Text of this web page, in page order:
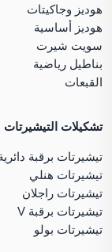
هوديز وجاكيتات
هوديز أساسية
سويت شيرت
بناطيل رياضية
القبعات
تشكيلات التيشيرتات
تيشيرتات برقبة
تيشيرتات هنلي
تيشيرتات راجلان
تيشيرتات برقبة V
تيشيرتات بولو